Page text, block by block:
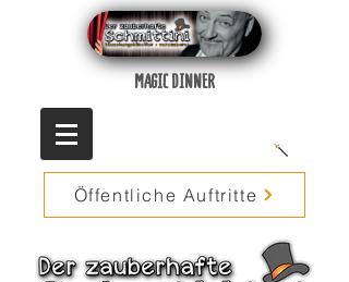
MAGIC DINNER
Öffentliche Auftritte